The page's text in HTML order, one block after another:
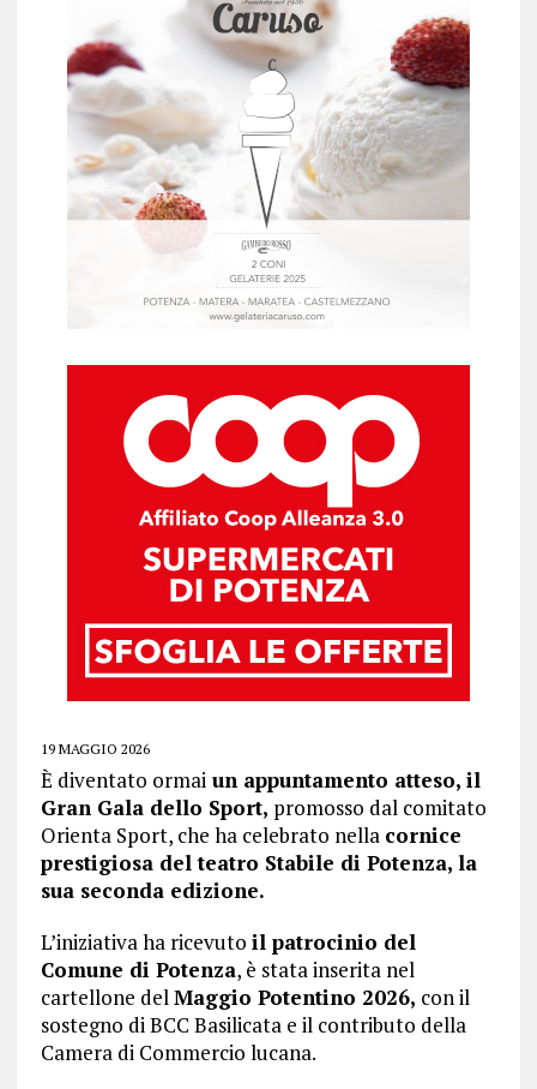
19 MAGGIO 2026
È diventato ormaiun appuntamento atteso, il
Gran Gala dello Sport, promosso dal comitato
Orienta Sport, che ha celebrato nella cornice
prestigiosa del teatro Stabile di Potenza, la
sua seconda edizione.
L’iniziativa ha ricevuto il patrocinio del
Comune di Potenza, è stata inserita nel
cartellone delMaggio Potentino 2026, con il
sostegno di BCC Basilicata e il contributo della
Camera di Commercio lucana.